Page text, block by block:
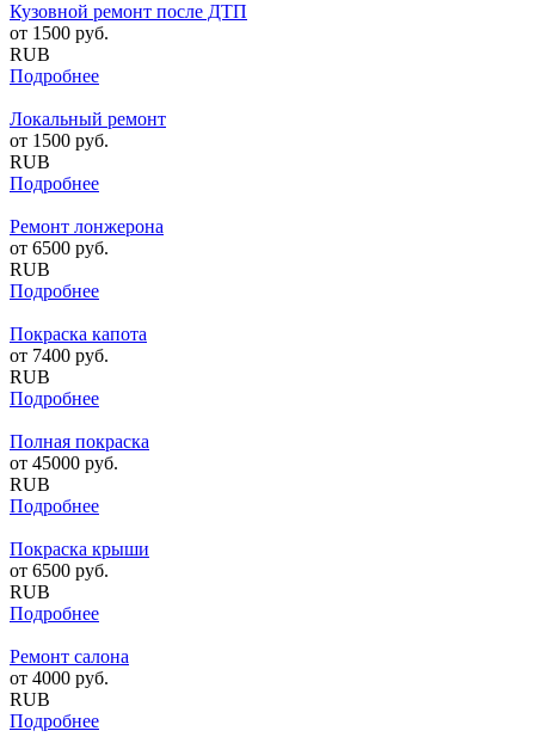
Кузовной ремонт после ДТП
от 1500 руб.
RUB
Подробнее
Локальный ремонт
от 1500 руб.
RUB
Подробнее
Ремонт лонжерона
от 6500 руб.
RUB
Подробнее
Покраска капота
от 7400 руб.
RUB
Подробнее
Полная покраска
от 45000 руб.
RUB
Подробнее
Покраска крыши
от 6500 руб.
RUB
Подробнее
Ремонт салона
от 4000 руб.
RUB
Подробнее